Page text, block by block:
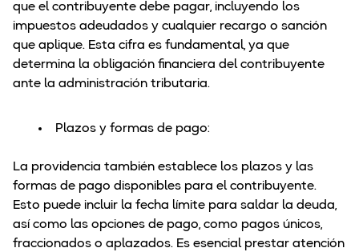
que el contribuyente debe pagar, incluyendo los
impuestos adeudados y cualquier recargo o sanción
que aplique. Esta cifra es fundamental, ya que
determina la obligación financiera del contribuyente
ante la administración tributaria.
Plazos y formas de pago:
La providencia también establece los plazos y las
formas de pago disponibles para el contribuyente.
Esto puede incluir la fecha límite para saldar la deuda,
así como las opciones de pago, como pagos únicos,
fraccionados o aplazados. Es esencial prestar atención